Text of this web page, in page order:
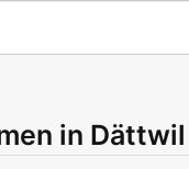
in Dättwil